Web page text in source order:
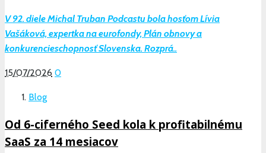
V 92. diele Michal Truban Podcastu bola hosťom Lívia
Vašáková, expertka na eurofondy, Plán obnovy a
konkurencieschopnosť Slovenska. Rozprá..
15/07/2026 0
Blog
Od 6-ciferného Seed kola k profitabilnému
SaaS za 14 mesiacov